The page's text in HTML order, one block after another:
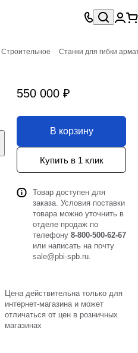
Строительное Станки для гибки
550 000 ₽
В корзину
Купить в 1 клик
Товар доступен для
заказа. Условия поставки
товара можно уточнить в
отделе продаж по
телефону 8-800-500-62-67
или написать на почту
sale@pbi-spb.ru.
Цена действительна только для
интернет-магазина и может
отличаться от цен в розничных
магазинах